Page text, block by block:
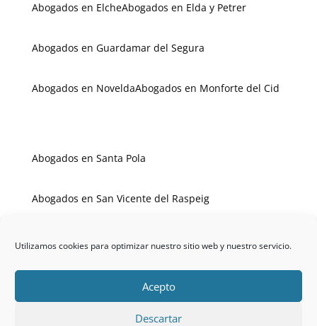
Utilizamos cookies para optimizar nuestro sitio web y nuestro servicio.
Acepto
Descartar
Abogados en ElcheAbogados en Elda y Petrer
Abogados en Guardamar del Segura
Abogados en NoveldaAbogados en Monforte del Cid
Abogados en Santa Pola
Abogados en San Vicente del Raspeig